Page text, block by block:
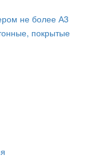
не более А3
покрытые